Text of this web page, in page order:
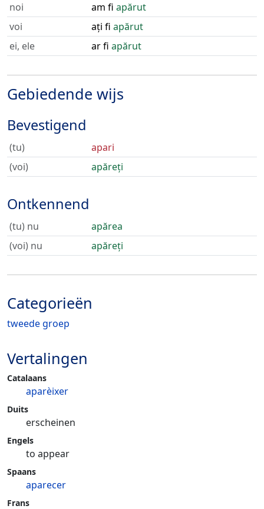
noi
am fi apărut
voi
ați fi apărut
ei, ele
ar fi apărut
Gebiedende wijs
Bevestigend
(tu)
apari
(voi)
apăreți
Ontkennend
(tu) nu
apărea
(voi) nu
apăreți
Categorieën
tweede groep
Vertalingen
Catalaans
aparèixer
Duits
erscheinen
Engels
to appear
Spaans
aparecer
Frans